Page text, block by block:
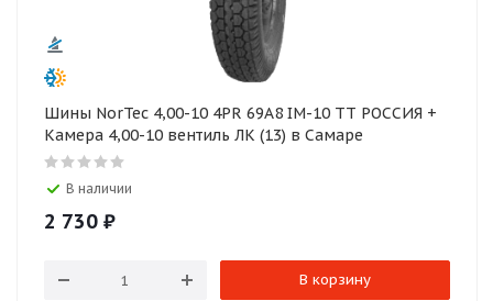
Шины NorTec 4,00-10 4PR 69A8 IM-10 TT РОССИЯ +
Камера 4,00-10 вентиль ЛК (13) в Самаре
В наличии
2 730 ₽
В корзину